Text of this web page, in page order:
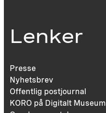
Lenker
Presse
Nyhetsbrev
Offentlig postjournal
KORO på Digitalt Museum